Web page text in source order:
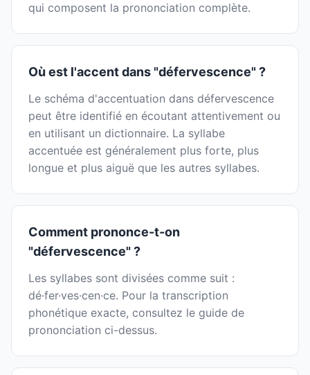
qui composent la prononciation complète.
Où est l'accent dans "défervescence" ?
Le schéma d'accentuation dans défervescence
peut être identifié en écoutant attentivement ou
en utilisant un dictionnaire. La syllabe
accentuée est généralement plus forte, plus
longue et plus aiguë que les autres syllabes.
Comment prononce-t-on
"défervescence" ?
Les syllabes sont divisées comme suit :
dé·fer·ves·cen·ce. Pour la transcription
phonétique exacte, consultez le guide de
prononciation ci-dessus.